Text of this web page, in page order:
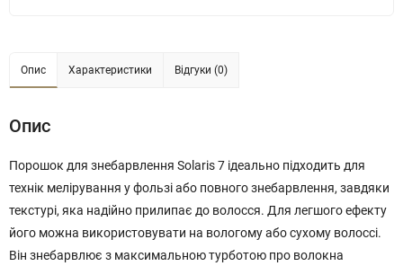
Опис Характеристики Відгуки (0)
Опис
Порошок для знебарвлення Solaris 7 ідеально підходить для
технік мелірування у фользі або повного знебарвлення, завдяки
текстурі, яка надійно прилипає до волосся. Для легшого ефекту
його можна використовувати на вологому або сухому волоссі.
Він знебарвлює з максимальною турботою про волокна